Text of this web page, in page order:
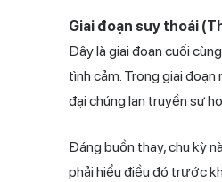
Giai đoạn suy thoái
Đây là giai đoạn cuối
tình cảm. Trong giai
đại chúng lan truyền sự
Đáng buồn thay, chu kỳ
phải hiểu điều đó trước